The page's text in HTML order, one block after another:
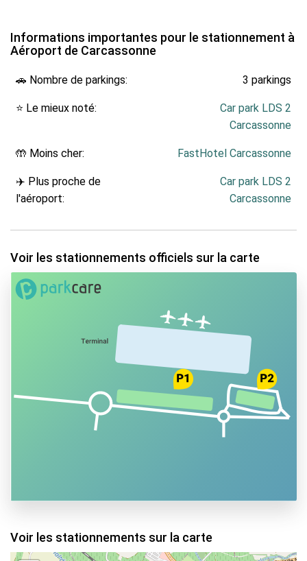
Informations importantes pour le stationnement à
Aéroport de Carcassonne
🚗 Nombre de parkings: 3 parkings
⭐ Le mieux noté:
Car park LDS 2
Carcassonne
🤲 Moins cher: FastHotel Carcassonne
✈️ Plus proche de
l'aéroport:
Car park LDS 2
Carcassonne
Voir les stationnements officiels sur la carte
Voir les stationnements sur la carte